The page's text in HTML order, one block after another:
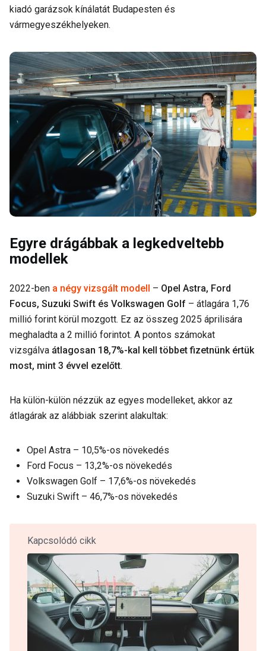
kiadó garázsok kínálatát Budapesten és
vármegyeszékhelyeken.
Egyre drágábbak a legkedveltebb
modellek
2022-ben a négy vizsgált modell – Opel Astra, Ford
Focus, Suzuki Swift és Volkswagen Golf – átlagára 1,76
millió forint körül mozgott. Ez az összeg 2025 áprilisára
meghaladta a 2 millió forintot. A pontos számokat
vizsgálva átlagosan 18,7%-kal kell többet fizetnünk értük
most, mint 3 évvel ezelőtt.
Ha külön-külön nézzük az egyes modelleket, akkor az
átlagárak az alábbiak szerint alakultak:
Opel Astra – 10,5%-os növekedés
Ford Focus – 13,2%-os növekedés
Volkswagen Golf – 17,6%-os növekedés
Suzuki Swift – 46,7%-os növekedés
Kapcsolódó cikk